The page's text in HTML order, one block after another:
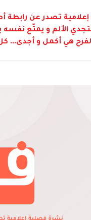
تصدر عن رابطة
الألم و يمتّع نفسه
هي أكمل و أجدى...